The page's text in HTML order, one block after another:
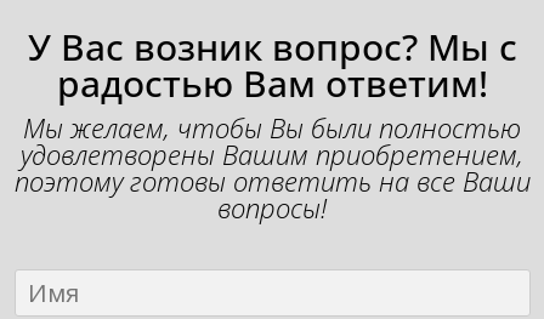
У Вас возник вопрос? Мы с
радостью Вам ответим!
Мы желаем, чтобы Вы были полностью
удовлетворены Вашим приобретением,
поэтому готовы ответить на все Ваши
вопросы!